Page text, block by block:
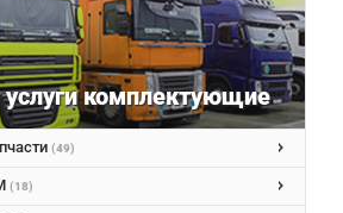
услуги комплектующие
(49)
(18)